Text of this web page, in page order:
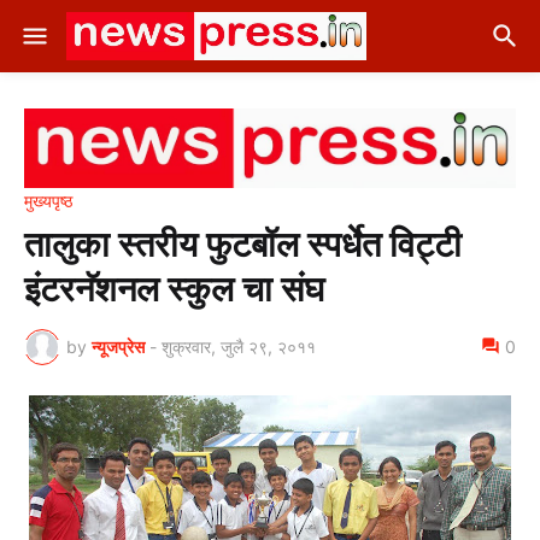
मुख्यपृष्ठ
तालुका स्तरीय फुटबॉल स्पर्धेत विट्टी
इंटरनॅशनल स्कुल चा संघ
by न्यूजप्रेस - शुक्रवार, जुलै २९, २०११ 0